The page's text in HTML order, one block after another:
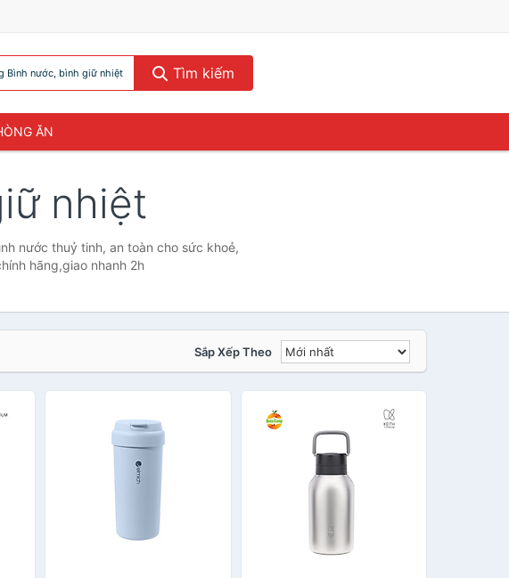
Bình nước, bình giữ nhiệt Tìm kiếm
ĂN
nhiệt
nước thuỷ tinh, an toàn cho sức khoẻ,
hãng,giao nhanh 2h
Sắp Xếp Theo